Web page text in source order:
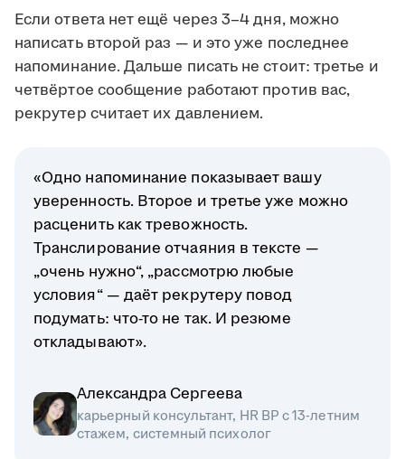
Если ответа нет ещё через 3–4 дня, можно
написать второй раз — и это уже последнее
напоминание. Дальше писать не стоит: третье и
четвёртое сообщение работают против вас,
рекрутер считает их давлением.
«Одно напоминание показывает вашу
уверенность. Второе и третье уже можно
расценить как тревожность.
Транслирование отчаяния в тексте —
„очень нужно“, „рассмотрю любые
условия“ — даёт рекрутеру повод
подумать: что-то не так. И резюме
откладывают».
Александра Сергеева
карьерный консультант, HR BP с 13-летним
стажем, системный психолог